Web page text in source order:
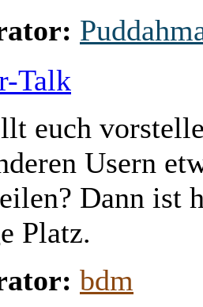
Talk
euch
Usern
Dann ist
Platz.
bdm